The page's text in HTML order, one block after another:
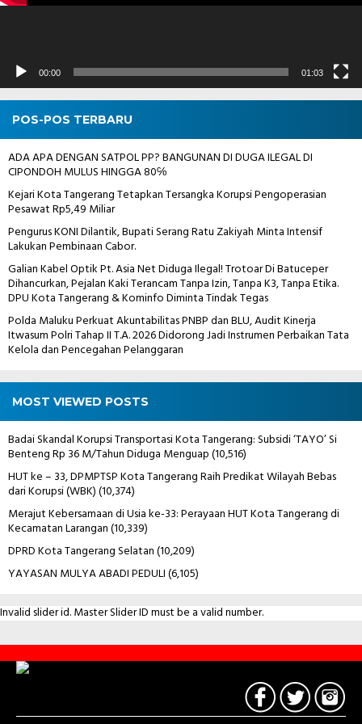
00:00 01:03
POS-POS TERBARU
ADA APA DENGAN SATPOL PP? BANGUNAN DI DUGA ILEGAL DI
CIPONDOH MULUS HINGGA 80℅
Kejari Kota Tangerang Tetapkan Tersangka Korupsi Pengoperasian
Pesawat Rp5,49 Miliar
Pengurus KONI Dilantik, Bupati Serang Ratu Zakiyah Minta Intensif
Lakukan Pembinaan Cabor.
Galian Kabel Optik Pt. Asia Net Diduga Ilegal! Trotoar Di Batuceper
Dihancurkan, Pejalan Kaki Terancam Tanpa Izin, Tanpa K3, Tanpa Etika.
DPU Kota Tangerang & Kominfo Diminta Tindak Tegas
Polda Maluku Perkuat Akuntabilitas PNBP dan BLU, Audit Kinerja
Itwasum Polri Tahap II T.A. 2026 Didorong Jadi Instrumen Perbaikan Tata
Kelola dan Pencegahan Pelanggaran
MOST VIEWED POSTS
Badai Skandal Korupsi Transportasi Kota Tangerang: Subsidi ‘TAYO’ Si
Benteng Rp 36 M/Tahun Diduga Menguap(10,516)
HUT ke – 33, DPMPTSP Kota Tangerang Raih Predikat Wilayah Bebas
dari Korupsi (WBK)(10,374)
Merajut Kebersamaan di Usia ke-33: Perayaan HUT Kota Tangerang di
Kecamatan Larangan(10,339)
DPRD Kota Tangerang Selatan(10,209)
YAYASAN MULYA ABADI PEDULI(6,105)
Invalid slider id. Master Slider ID must be a valid number.
Contact
Us